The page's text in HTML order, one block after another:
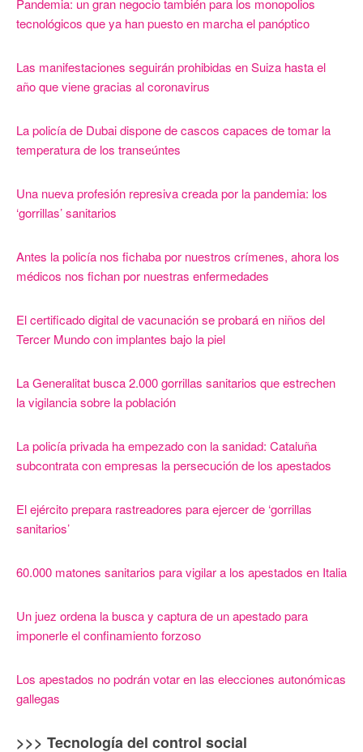
Pandemia: un gran negocio también para los monopolios
tecnológicos que ya han puesto en marcha el panóptico
Las manifestaciones seguirán prohibidas en Suiza hasta el
año que viene gracias al coronavirus
La policía de Dubai dispone de cascos capaces de tomar la
temperatura de los transeúntes
Una nueva profesión represiva creada por la pandemia: los
‘gorrillas’ sanitarios
Antes la policía nos fichaba por nuestros crímenes, ahora los
médicos nos fichan por nuestras enfermedades
El certificado digital de vacunación se probará en niños del
Tercer Mundo con implantes bajo la piel
La Generalitat busca 2.000 gorrillas sanitarios que estrechen
la vigilancia sobre la población
La policía privada ha empezado con la sanidad: Cataluña
subcontrata con empresas la persecución de los apestados
El ejército prepara rastreadores para ejercer de ‘gorrillas
sanitarios’
60.000 matones sanitarios para vigilar a los apestados en Italia
Un juez ordena la busca y captura de un apestado para
imponerle el confinamiento forzoso
Los apestados no podrán votar en las elecciones autonómicas
gallegas
>>> Tecnología del control social